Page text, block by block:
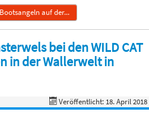
auf der...
bei den WILD CAT
in der Wallerwelt in
Veröffentlicht: 18. April 2018